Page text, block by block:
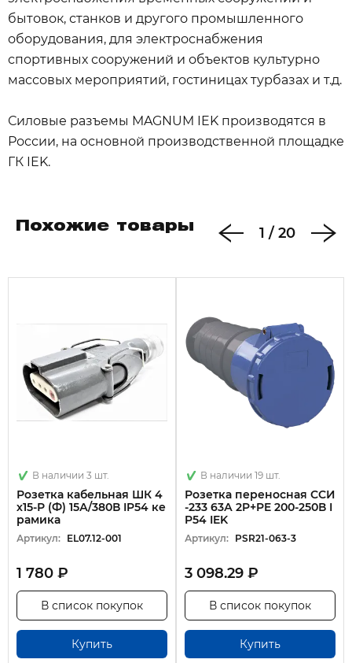
бытовок, станков и другого промышленного
оборудования, для электроснабжения
спортивных сооружений и объектов культурно
массовых мероприятий, гостиницах турбазах и т.д.
Силовые разъемы MAGNUM IEK производятся в
России, на основной производственной площадке
ГК IEK.
Похожие товары 1 / 20
В наличии 3 шт.
Розетка кабельная ШК 4
х15-Р (Ф) 15А/380В IP54 ке
рамика
Артикул: EL07.12-001
1 780 ₽
Купить
В список покупок
В наличии 19 шт.
Розетка переносная ССИ
-233 63А 2P+PE 200-250В I
P54 IEK
Артикул: PSR21-063-3
3 098.29 ₽
Купить
В список покупок